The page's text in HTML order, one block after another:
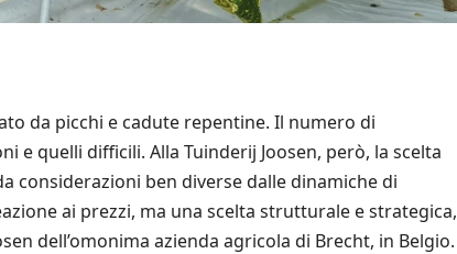
da picchi e cadute repentine. Il numero di
e quelli difficili. Alla Tuinderij Joosen, però, la scelta
considerazioni ben diverse dalle dinamiche di
ai prezzi, ma una scelta strutturale e strategica,
dell’omonima azienda agricola di Brecht, in Belgio.